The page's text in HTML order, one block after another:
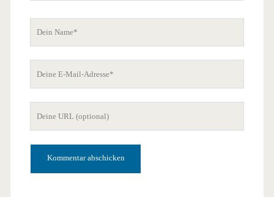
Adresse